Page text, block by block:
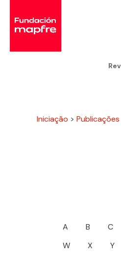
Iniciação > Publicações
A B C
W
X Y